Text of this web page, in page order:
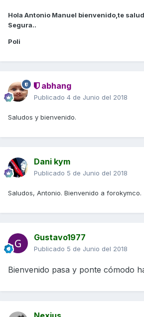
Hola Antonio Manuel bienvenido,te
Segura..
Poli
abhang
Publicado 4 de Junio del 2018
Saludos y bienvenido.
Dani kym
Publicado 5 de Junio del 2018
Saludos, Antonio. Bienvenido a forokymco.
Gustavo1977
Publicado 5 de Junio del 2018
Bienvenido pasa y ponte cómodo